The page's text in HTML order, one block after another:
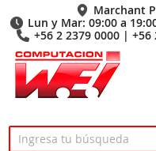
Marchant
Lun y Mar: 09:00 a
+56 2 2379 0000 | +56